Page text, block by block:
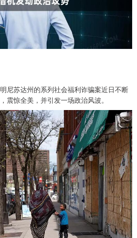
苏达州的系列社会福利诈骗案近日不断
震惊全美，并引发一场政治风波。